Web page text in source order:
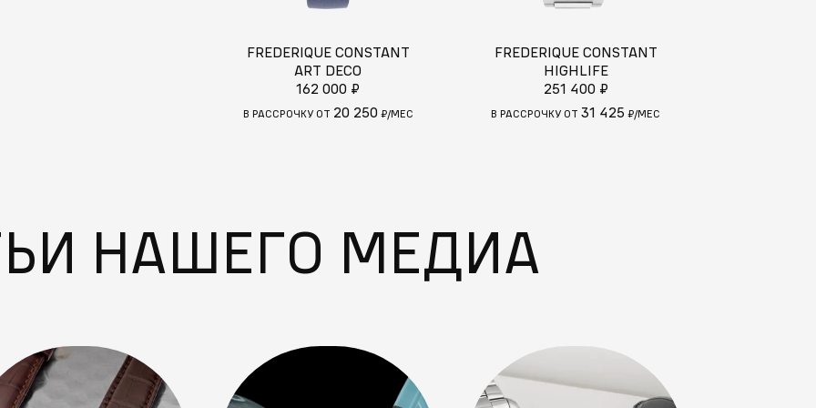
FREDERIQUE CONSTANT
ART DECO
162 000 ₽
В РАССРОЧКУ ОТ 20 250 ₽/МЕС
FREDERIQUE CONSTANT
HIGHLIFE
251 400 ₽
В РАССРОЧКУ ОТ 31 425 ₽/МЕС
НАШЕГО МЕДИА